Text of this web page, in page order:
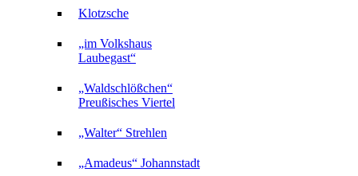
Klotzsche
„im Volkshaus
Laubegast“
„Waldschlößchen“
Preußisches Viertel
„Walter“ Strehlen
„Amadeus“ Johannstadt